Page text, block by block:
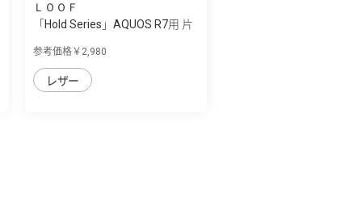
ＬＯＯＦ
「Hold Series」AQUOS R7用 片
参考価格￥2,980
レザー